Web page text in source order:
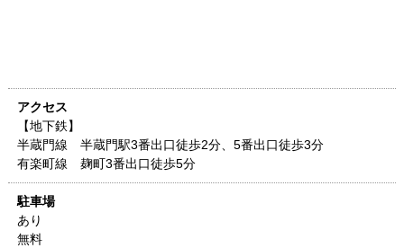
アクセス
【地下鉄】
半蔵門線 半蔵門駅3番出口徒歩2分、5番出口徒歩3分
有楽町線 麹町3番出口徒歩5分
駐車場
あり
無料